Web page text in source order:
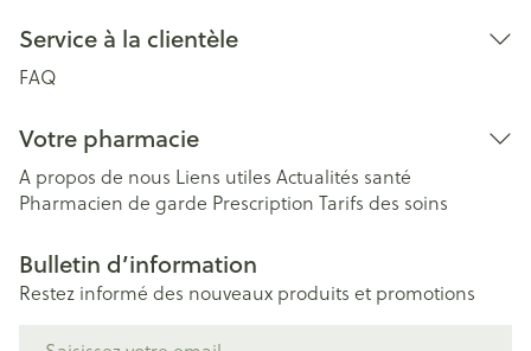
Service à la clientèle
FAQ
Votre pharmacie
A propos de nous Liens utiles Actualités santé
Pharmacien de garde Prescription Tarifs des soins
Bulletin d’information
Restez informé des nouveaux produits et promotions